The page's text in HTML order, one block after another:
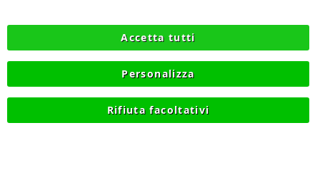
RECESSO
COOKIE
RIVENDITORI
© 2012-2026 NIIK.IT - P.IVA IT03420740130 - TEL
Accetta tutti
Personalizza
Rifiuta facoltativi